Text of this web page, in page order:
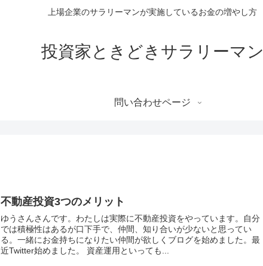
上場企業のサラリーマンが実施しているお金の増やし方
投資家ときどきサラリーマン
問い合わせページ
不動産投資3つのメリット
ゆうさんさんです。わたしは実際に不動産投資をやっています。自分
では積極性はあるが口下手で、仲間、知り合いが少ないと思ってい
る。一緒にお金持ちになりたい仲間が欲しくブログを始めました。最
近Twitter始めました。 資産運用といっても...